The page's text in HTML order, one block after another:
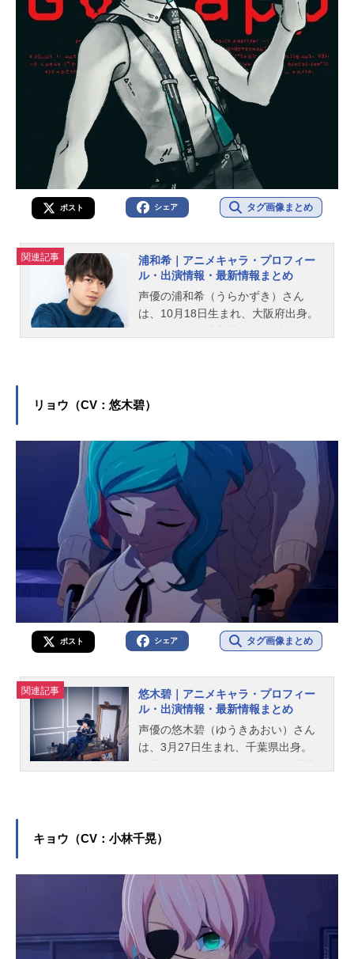
ポスト シェア タグ画像まとめ
関連記事
浦和希｜アニメキャラ・プロフィー
ル・出演情報・最新情報まとめ
声優の浦和希（うらかずき）さん
は、10月18日生まれ、大阪府出身。
リョウ（CV：悠木碧）
ポスト シェア タグ画像まとめ
関連記事
悠木碧｜アニメキャラ・プロフィー
ル・出演情報・最新情報まとめ
声優の悠木碧（ゆうきあおい）さん
は、3月27日生まれ、千葉県出身。
ちらでは、悠木碧さんのオススメ記
キョウ（CV：小林千晃）